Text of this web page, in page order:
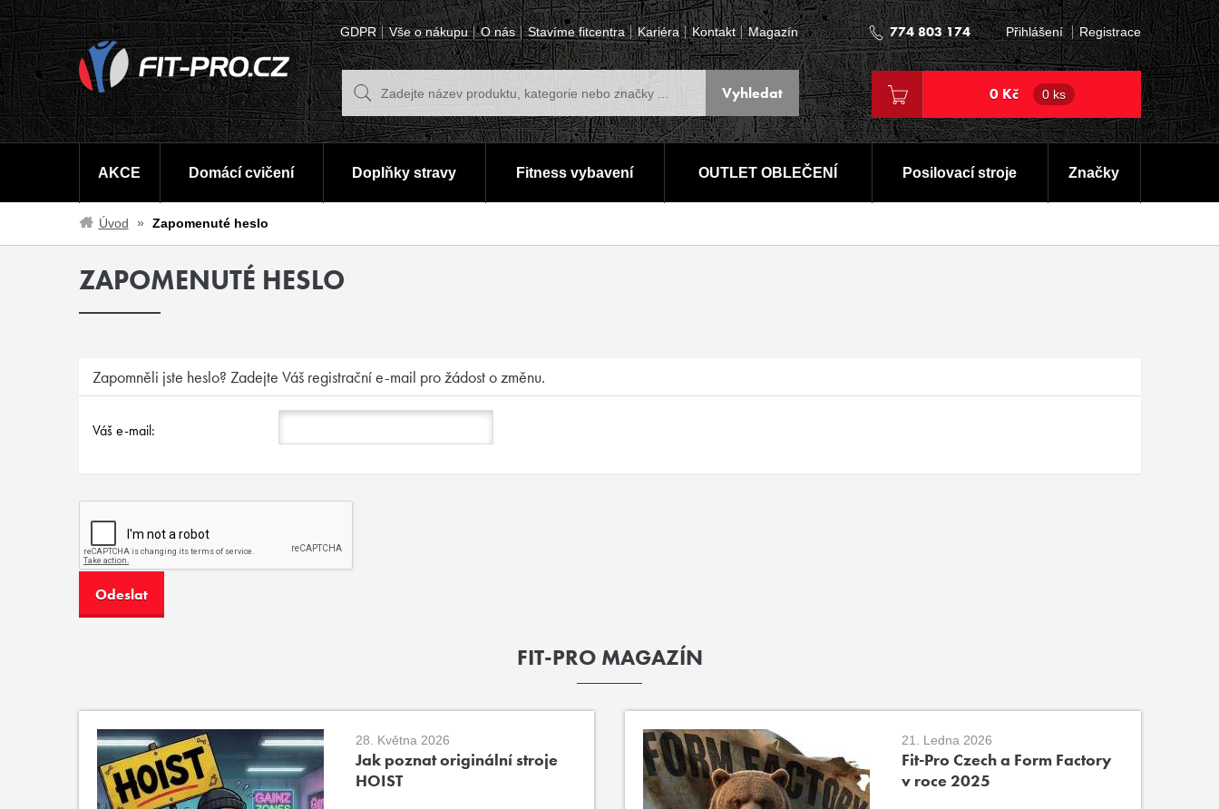
GDPR Vše o nákupu O nás Stavíme fitcentra Kariéra Kontakt Magazín 774 803 174 Přihlášení Registrace
0 Kč 0 ks
AKCE Domácí cvičení Doplňky stravy Fitness vybavení OUTLET OBLEČENÍ Posilovací stroje Značky
Úvod Zapomenuté heslo
ZAPOMENUTÉ HESLO
Zapomněli jste heslo? Zadejte Váš registrační e-mail pro žádost o změnu.
Váš e-mail:
FIT-PRO MAGAZÍN
28. Května 2026
Jak poznat originální stroje
HOIST
21. Ledna 2026
Fit-Pro Czech a Form Factory
v roce 2025